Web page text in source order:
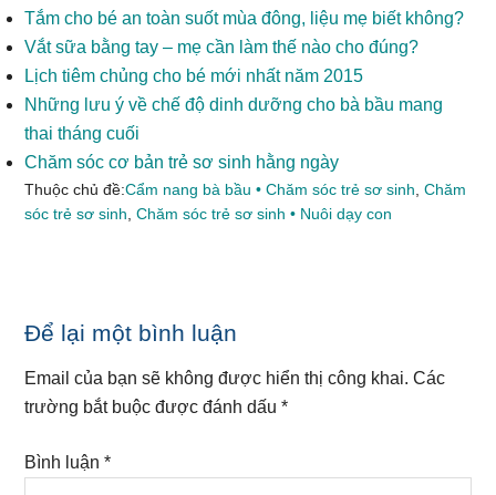
Tắm cho bé an toàn suốt mùa đông, liệu mẹ biết không?
Vắt sữa bằng tay – mẹ cần làm thế nào cho đúng?
Lịch tiêm chủng cho bé mới nhất năm 2015
Những lưu ý về chế độ dinh dưỡng cho bà bầu mang
thai tháng cuối
Chăm sóc cơ bản trẻ sơ sinh hằng ngày
Thuộc chủ đề:Cẩm nang bà bầu • Chăm sóc trẻ sơ sinh ,Chăm
sóc trẻ sơ sinh ,Chăm sóc trẻ sơ sinh • Nuôi dạy con
Reader
Interactions
Để lại một bình luận
Email của bạn sẽ không được hiển thị công khai. Các
trường bắt buộc được đánh dấu*
Bình luận*